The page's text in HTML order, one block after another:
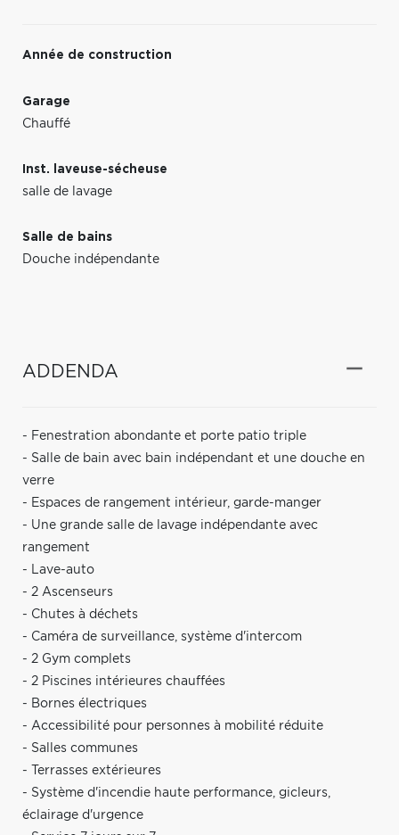
Année de construction
Garage
Chauffé
Inst. laveuse-sécheuse
salle de lavage
Salle de bains
Douche indépendante
ADDENDA
- Fenestration abondante et porte patio triple
- Salle de bain avec bain indépendant et une douche en
verre
- Espaces de rangement intérieur, garde-manger
- Une grande salle de lavage indépendante avec
rangement
- Lave-auto
- 2 Ascenseurs
- Chutes à déchets
- Caméra de surveillance, système d'intercom
- 2 Gym complets
- 2 Piscines intérieures chauffées
- Bornes électriques
- Accessibilité pour personnes à mobilité réduite
- Salles communes
- Terrasses extérieures
- Système d'incendie haute performance, gicleurs,
éclairage d'urgence